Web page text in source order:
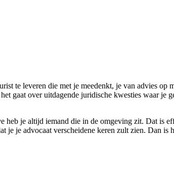
te leveren die met je meedenkt, je van advies
gaat over uitdagende juridische kwesties waar
heb je altijd iemand die in de omgeving zit. Dat is
je je advocaat verscheidene keren zult zien. Dan